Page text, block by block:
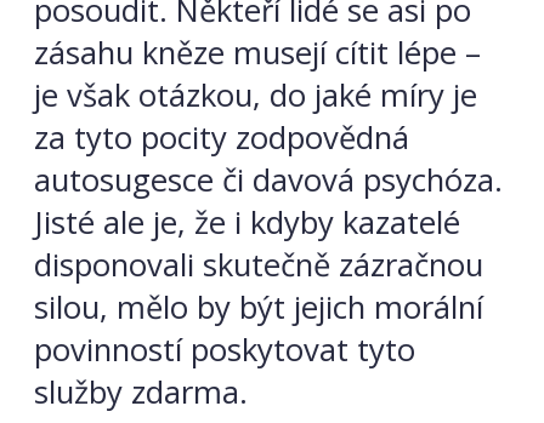
posoudit. Někteří lidé se asi po
zásahu kněze musejí cítit lépe –
je však otázkou, do jaké míry je
za tyto pocity zodpovědná
autosugesce či davová psychóza.
Jisté ale je, že i kdyby kazatelé
disponovali skutečně zázračnou
silou, mělo by být jejich morální
povinností poskytovat tyto
služby zdarma.